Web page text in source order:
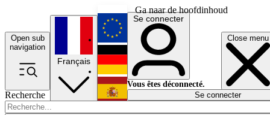
Ga naar de hoofdinhoud
Open sub
navigation
Close menu
Recherche
Français
English
Deutsch
Español
Se connecter
Vous êtes déconnecté.
Se connecter